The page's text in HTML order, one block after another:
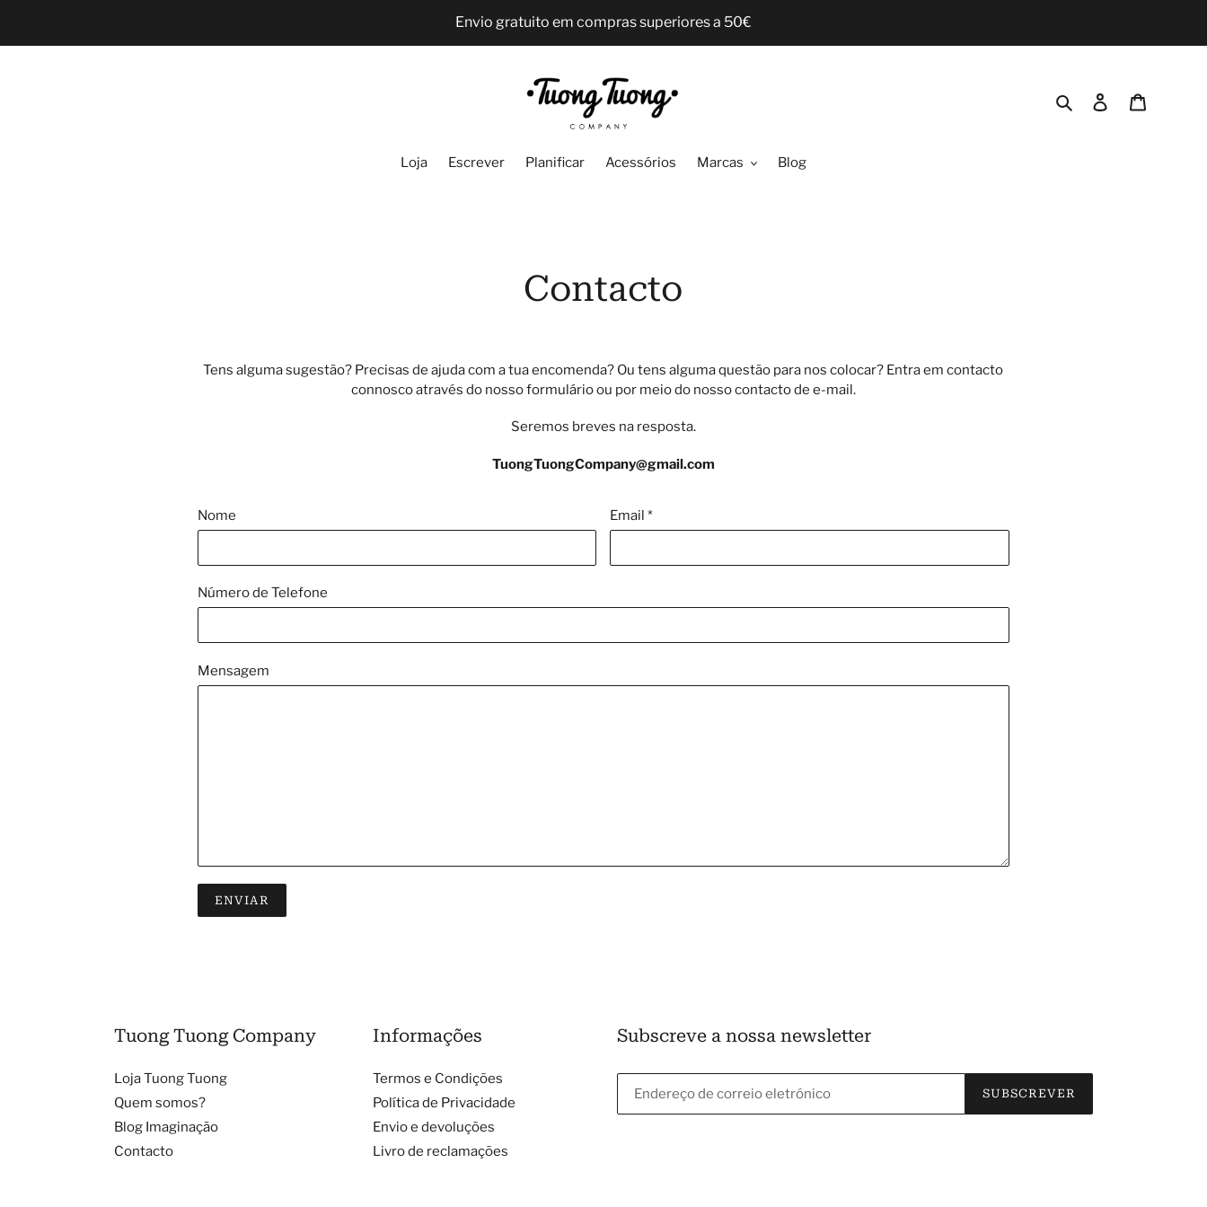
o
Envio gratuito em compras superiores a 50€
PesquisarIniciar sessão
Loja Escrever Planificar Acessórios Marcas Blog
Contacto
Tens alguma sugestão? Precisas de ajuda com a tua encomenda? Ou tens alguma questão para nos colocar? Entra em contacto
connosco através do nosso formulário ou por meio do nosso contacto de e-mail.
Seremos breves na resposta.
TuongTuongCompany@gmail.com
Nome Email*
Número de Telefone
Mensagem
Tuong Tuong Company
Loja Tuong Tuong
Quem somos?
Blog Imaginação
Contacto
Informações
Termos e Condições
Política de Privacidade
Envio e devoluções
Livro de reclamações
Subscreve a nossa newsletter
SUBSCREVER